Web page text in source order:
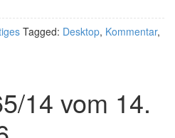
Tagged: Desktop, Kommentar,
14 vom 14.